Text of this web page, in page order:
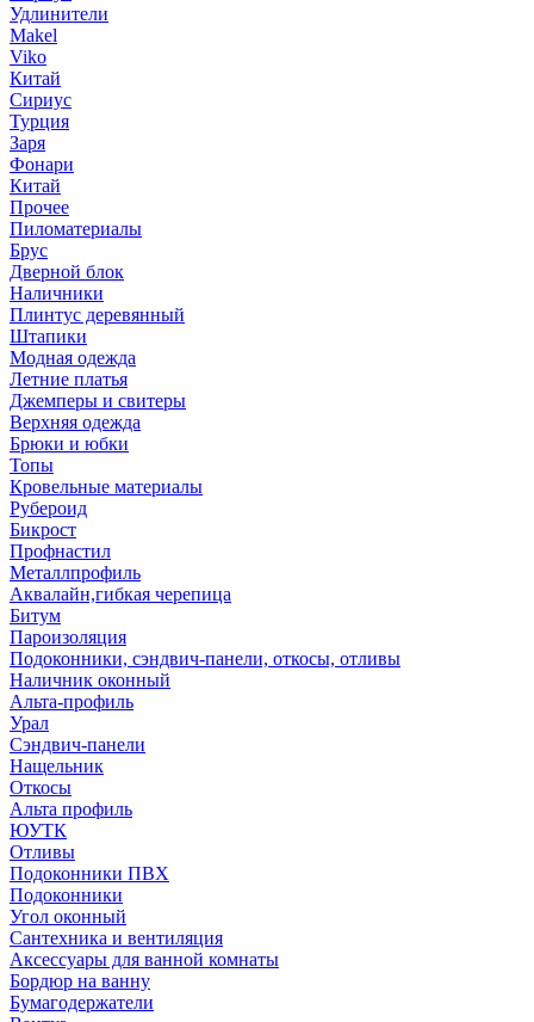
Удлинители
Makel
Viko
Китай
Сириус
Турция
Заря
Фонари
Китай
Прочее
Пиломатериалы
Брус
Дверной блок
Наличники
Плинтус деревянный
Штапики
Модная одежда
Летние платья
Джемперы и свитеры
Верхняя одежда
Брюки и юбки
Топы
Кровельные материалы
Рубероид
Бикрост
Профнастил
Металлпрофиль
Аквалайн,гибкая черепица
Битум
Пароизоляция
Подоконники, сэндвич-панели, откосы, отливы
Наличник оконный
Альта-профиль
Урал
Сэндвич-панели
Нащельник
Откосы
Альта профиль
ЮУТК
Отливы
Подоконники ПВХ
Подоконники
Угол оконный
Сантехника и вентиляция
Аксессуары для ванной комнаты
Бордюр на ванну
Бумагодержатели